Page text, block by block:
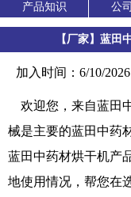
产品知识
公
【厂家】蓝田
加入时间：6/10/
欢迎您，来自蓝田
械是主要的蓝田中药
蓝田中药材烘干机产
地使用情况，帮您在